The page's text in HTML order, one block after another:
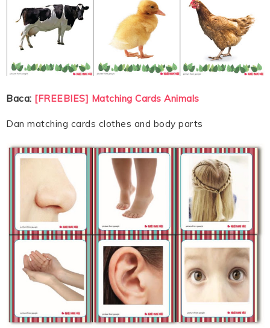
Baca: [FREEBIES] Matching Cards Animals
Dan matching cards clothes and body parts